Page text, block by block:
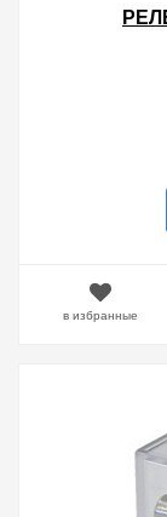
в избранные